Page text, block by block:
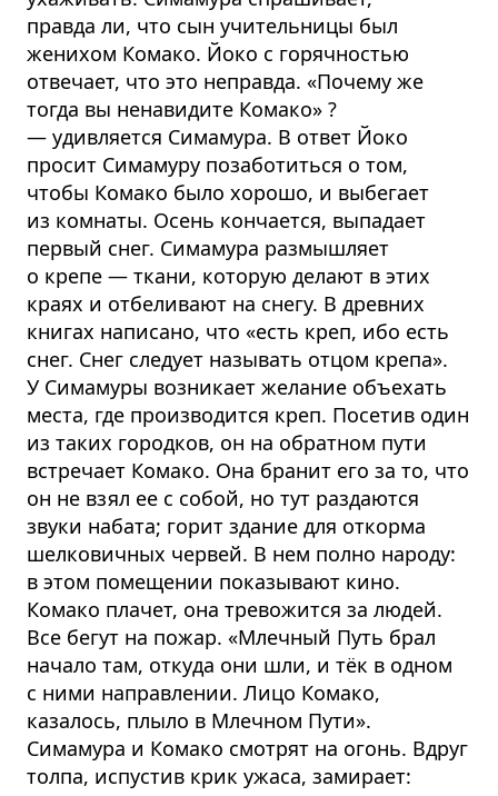
правда ли, что сын учительницы был
женихом Комако. Йоко с горячностью
отвечает, что это неправда. «Почему же
тогда вы ненавидите Комако» ?
— удивляется Симамура. В ответ Йоко
просит Симамуру позаботиться о том,
чтобы Комако было хорошо, и выбегает
из комнаты. Осень кончается, выпадает
первый снег. Симамура размышляет
о крепе — ткани, которую делают в этих
краях и отбеливают на снегу. В древних
книгах написано, что «есть креп, ибо есть
снег. Снег следует называть отцом крепа».
У Симамуры возникает желание объехать
места, где производится креп. Посетив один
из таких городков, он на обратном пути
встречает Комако. Она бранит его за то, что
он не взял ее с собой, но тут раздаются
звуки набата; горит здание для откорма
шелковичных червей. В нем полно народу:
в этом помещении показывают кино.
Комако плачет, она тревожится за людей.
Все бегут на пожар. «Млечный Путь брал
начало там, откуда они шли, и тёк в одном
с ними направлении. Лицо Комако,
казалось, плыло в Млечном Пути».
Симамура и Комако смотрят на огонь. Вдруг
толпа, испустив крик ужаса, замирает: